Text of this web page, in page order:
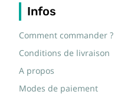
Infos
Comment commander ?
Conditions de livraison
A propos
Modes de paiement